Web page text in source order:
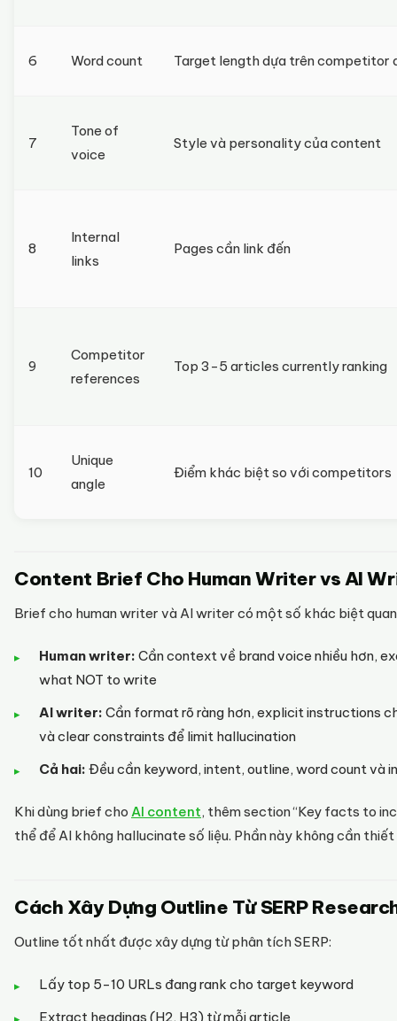
6 Word count Target length dựa trên competitor
7
Tone of
voice
Style và personality của content
8
Internal
links
Pages cần link đến
9
Competitor
references
Top 3-5 articles currently ranking
10
Unique
angle
Điểm khác biệt so với competitors
Content Brief Cho Human Writer vs AI
Brief cho human writer và AI writer có một số khác biệt
Human writer: Cần context về brand voice nhiều hơn,
what NOT to write
AI writer: Cần format rõ ràng hơn, explicit instructions
và clear constraints để limit hallucination
Cả hai: Đều cần keyword, intent, outline, word count và
Khi dùng brief cho AI content, thêm section “Key facts to
thể để AI không hallucinate số liệu. Phần này không cần
Cách Xây Dựng Outline Từ SERP
Outline tốt nhất được xây dựng từ phân tích SERP:
Lấy top 5-10 URLs đang rank cho target keyword
Extract headings (H2, H3) từ mỗi article